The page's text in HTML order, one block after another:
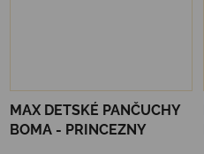
MAX DETSKÉ PANČUCHY
BOMA - PRINCEZNY